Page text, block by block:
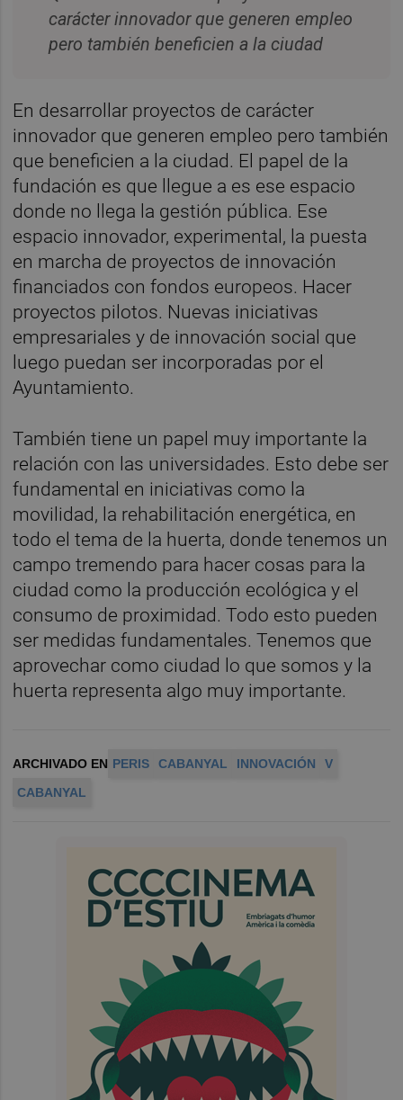
carácter innovador que generen empleo
pero también beneficien a la ciudad
En desarrollar proyectos de carácter
innovador que generen empleo pero también
que beneficien a la ciudad. El papel de la
fundación es que llegue a es ese espacio
donde no llega la gestión pública. Ese
espacio innovador, experimental, la puesta
en marcha de proyectos de innovación
financiados con fondos europeos. Hacer
proyectos pilotos. Nuevas iniciativas
empresariales y de innovación social que
luego puedan ser incorporadas por el
Ayuntamiento.
También tiene un papel muy importante la
relación con las universidades. Esto debe ser
fundamental en iniciativas como la
movilidad, la rehabilitación energética, en
todo el tema de la huerta, donde tenemos un
campo tremendo para hacer cosas para la
ciudad como la producción ecológica y el
consumo de proximidad. Todo esto pueden
ser medidas fundamentales. Tenemos que
aprovechar como ciudad lo que somos y la
huerta representa algo muy importante.
ARCHIVADO EN PERIS CABANYAL INNOVACIÓN
V
CABANYAL